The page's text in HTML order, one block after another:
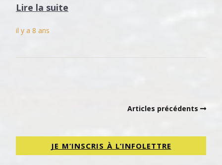
Lire la suite
il y a 8 ans
Articles précédents
JE M’INSCRIS À L’INFOLETTRE